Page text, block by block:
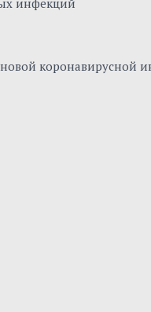
инфекций
коронавирусной